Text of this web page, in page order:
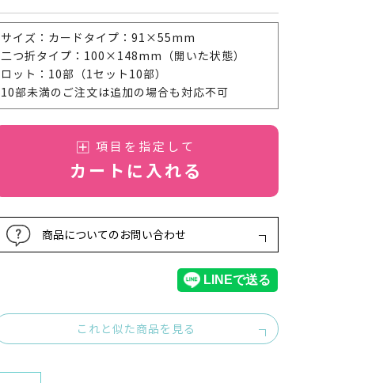
サイズ：カードタイプ：91×55mm
二つ折タイプ：100×148mm（開いた状態）
ロット：10部（1セット10部）
10部未満のご注文は追加の場合も対応不可
項目を指定して
カートに入れる
商品についてのお問い合わせ
これと似た商品を見る